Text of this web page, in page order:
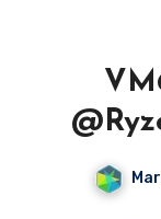
存/
流量/